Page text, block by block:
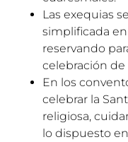
Las exequias
simplificada
reservando
celebración de
En los
celebrar la
religiosa,
lo dispuesto